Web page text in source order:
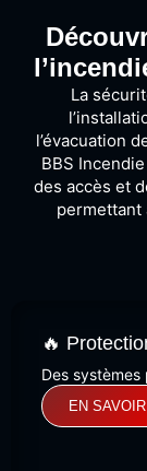
La
l’évacuation
BBS
des accès et
permettant
🔥
Des
EN